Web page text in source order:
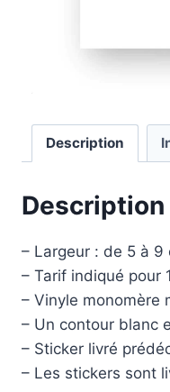
Description
Description
– Largeur : de 5 à 9
– Tarif indiqué pour
– Vinyle monomère
– Un contour blanc
– Sticker livré
– Les stickers sont